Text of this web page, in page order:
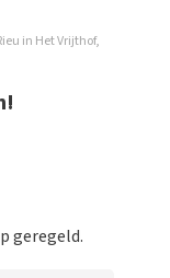
de tickets
in Het Vrijthof,
geregeld.